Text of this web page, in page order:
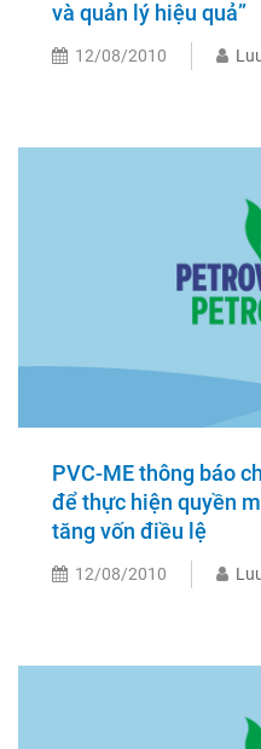
và quản lý hiệu quả”
12/08/2010
PVC-ME thông báo
để thực hiện quyền
tăng vốn điều lệ
12/08/2010